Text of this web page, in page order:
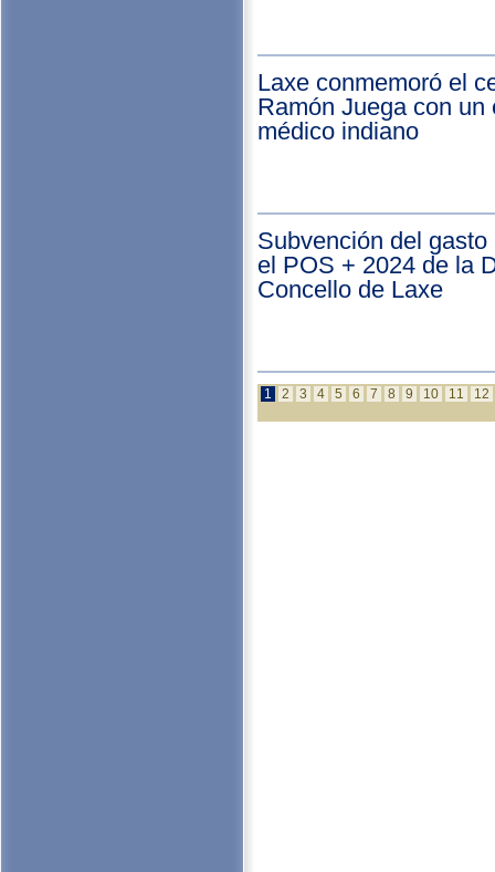
Laxe conmemoró el
Ramón Juega con
médico indiano
Subvención del
el POS + 2024 de la
Concello de Laxe
1 2 3 4 5 6 7 8 9 10 11 12